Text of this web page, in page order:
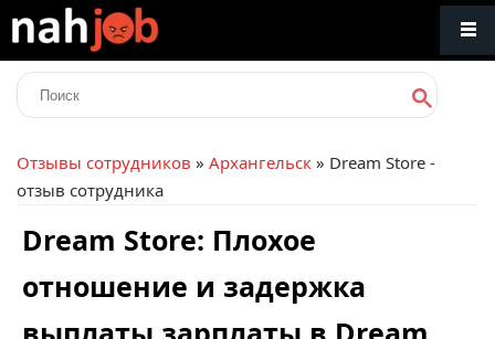
Отзывы сотрудников » Архангельск » Dream Store -
отзыв сотрудника
Dream Store: Плохое
отношение и задержка